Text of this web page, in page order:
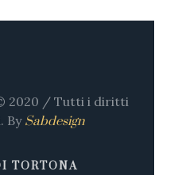
2020 / Tutti i diritti
By Sabdesign
TORTONA